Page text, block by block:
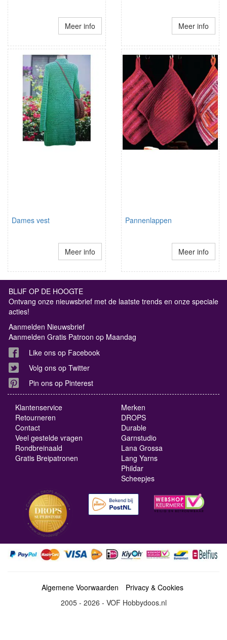
Meer info Meer info
Dames vest
Meer info
Pannenlappen
Meer info
BLIJF OP DE HOOGTE
Ontvang onze nieuwsbrief met de laatste trends en onze speciale
acties!
Aanmelden Nieuwsbrief
Aanmelden Gratis Patroon op Maandag
Like ons op Facebook
Volg ons op Twitter
Pin ons op Pinterest
Klantenservice
Retourneren
Contact
Veel gestelde vragen
Rondbreinaald
Gratis Breipatronen
Merken
DROPS
Durable
Garnstudio
Lana Grossa
Lang Yarns
Phildar
Scheepjes
Algemene Voorwaarden
Privacy & Cookies
2005 - 2026 - VOF Hobbydoos.nl